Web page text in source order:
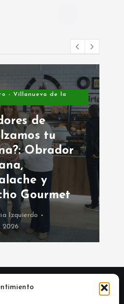
- Villanueva de la
de
tu
Obrador
y
Gourmet
Izquierdo
2026